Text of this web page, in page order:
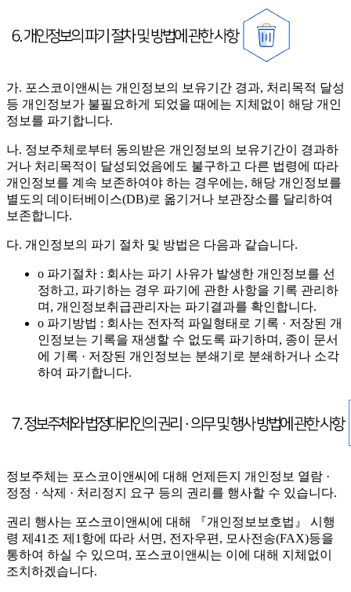
가. 포스코이앤씨는 개인정보의 보유기간 경과, 처리목적 달성
등 개인정보가 불필요하게 되었을 때에는 지체없이 해당 개인
정보를 파기합니다.
나. 정보주체로부터 동의받은 개인정보의 보유기간이 경과하
거나 처리목적이 달성되었음에도 불구하고 다른 법령에 따라
개인정보를 계속 보존하여야 하는 경우에는, 해당 개인정보를
별도의 데이터베이스(DB)로 옮기거나 보관장소를 달리하여
보존합니다.
다. 개인정보의 파기 절차 및 방법은 다음과 같습니다.
o 파기절차 : 회사는 파기 사유가 발생한 개인정보를 선
정하고, 파기하는 경우 파기에 관한 사항을 기록 관리하
며, 개인정보취급관리자는 파기결과를 확인합니다.
o 파기방법 : 회사는 전자적 파일형태로 기록 · 저장된 개
인정보는 기록을 재생할 수 없도록 파기하며, 종이 문서
에 기록 · 저장된 개인정보는 분쇄기로 분쇄하거나 소각
하여 파기합니다.
정보주체는 포스코이앤씨에 대해 언제든지 개인정보 열람 ·
정정 · 삭제 · 처리정지 요구 등의 권리를 행사할 수 있습니다.
권리 행사는 포스코이앤씨에 대해 『개인정보보호법』 시행
령 제41조 제1항에 따라 서면, 전자우편, 모사전송(FAX)등을
통하여 하실 수 있으며, 포스코이앤씨는 이에 대해 지체없이
조치하겠습니다.